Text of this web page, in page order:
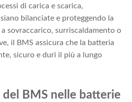
di carica e scarica,
bilanciate e proteggendo la
sovraccarico, surriscaldamento o
il BMS assicura che la batteria
sicuro e duri il più a lungo
del BMS nelle batterie